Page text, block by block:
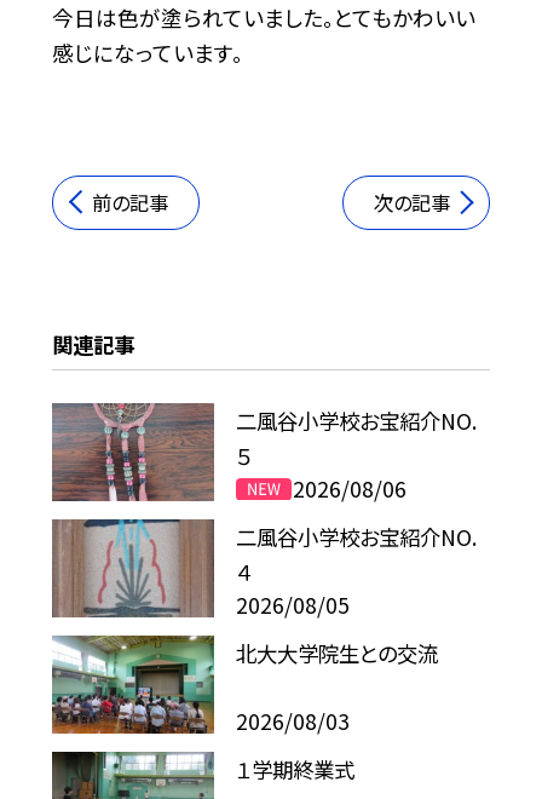
今日は色が塗られていました。とてもかわいい
感じになっています。
前の記事 次の記事
関連記事
二風谷小学校お宝紹介NO.
５
2026/08/06
二風谷小学校お宝紹介NO.
４
2026/08/05
北大大学院生との交流
2026/08/03
１学期終業式